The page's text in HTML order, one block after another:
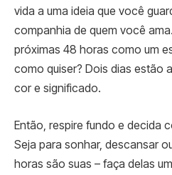
vida a uma ideia que você
companhia de quem você
próximas 48 horas como um
como quiser? Dois dias estão
cor e significado.
Então, respire fundo e decida
Seja para sonhar, descansar
horas são suas – faça delas